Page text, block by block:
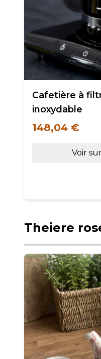
Cafetière à
inoxydable
148,04 €
Voir
Theiere